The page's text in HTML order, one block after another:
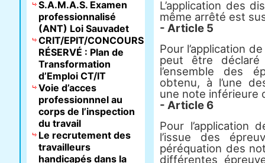
L’application des
même arrêté est
- Article 5
Pour l’application
peut être déclaré
l’ensemble des
obtenu, à l’une
une note inférieure
- Article 6
Pour l’application
l’issue des
péréquation des
différentes
S.A.M.A.S. Examen
professionnalisé
(ANT) Loi Sauvadet
CRIT/EPIT/CONCOURS
RÉSERVÉ : Plan de
Transformation
d’Emploi CT/IT
Voie d’acces
professionnnel au
corps de l’inspection
du travail
Le recrutement des
travailleurs
handicapés dans la